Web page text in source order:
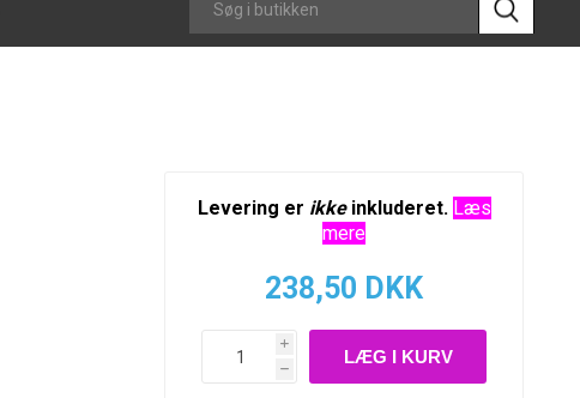
Levering er ikkeinkluderet. Læs
mere
238,50 DKK
i
h